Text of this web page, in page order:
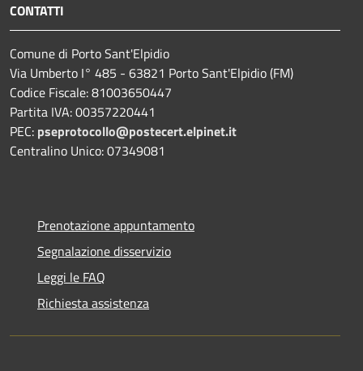
CONTATTI
Comune di Porto Sant'Elpidio
Via Umberto I° 485 - 63821 Porto Sant'Elpidio (FM)
Codice Fiscale: 81003650447
Partita IVA: 00357220441
PEC: pseprotocollo@postecert.elpinet.it
Centralino Unico: 07349081
Prenotazione appuntamento
Segnalazione disservizio
Leggi le FAQ
Richiesta assistenza